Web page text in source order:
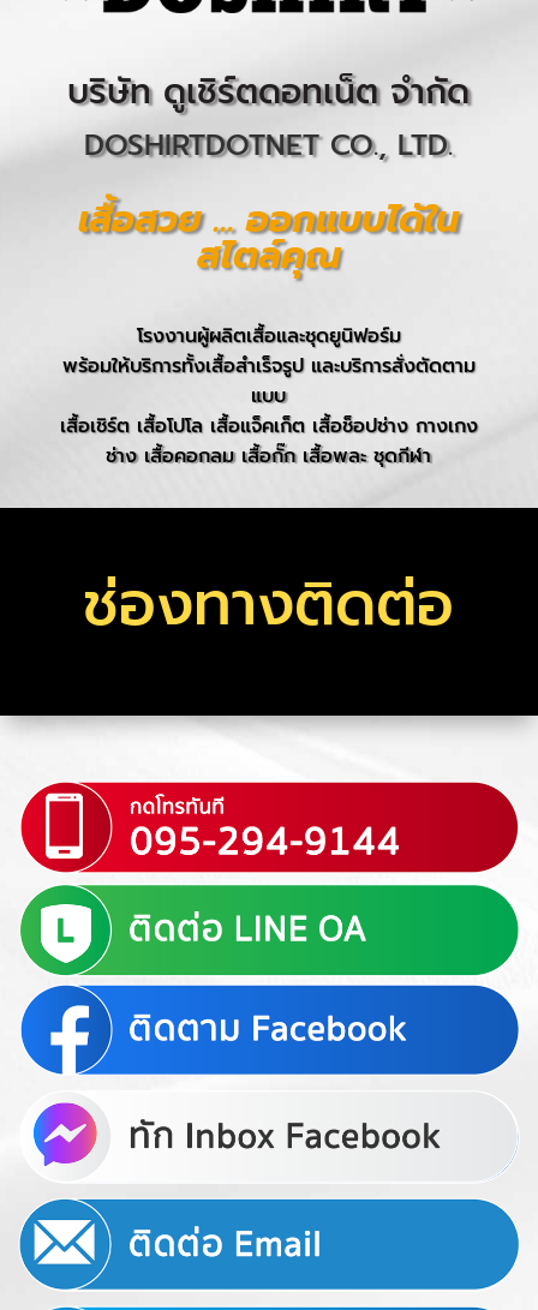
บริษัท ดูเชิร์ตดอทเน็ต จำกัด
DOSHIRTDOTNET CO., LTD.
เสื้อสวย … ออกแบบได้ใน
สไตล์คุณ
โรงงานผู้ผลิตเสื้อและชุดยูนิฟอร์ม
พร้อมให้บริการทั้งเสื้อสำเร็จรูป และบริการสั่งตัดตาม
แบบ
เสื้อเชิร์ต เสื้อโปโล เสื้อแจ็คเก็ต เสื้อช็อปช่าง กางเกง
ช่าง เสื้อคอกลม เสื้อกั๊ก เสื้อพละ ชุดกีฬา
ช่องทางติดต่อ